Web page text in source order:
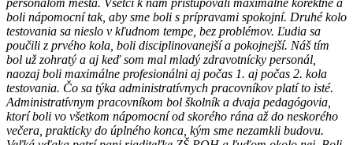
boli nápomocní tak, aby sme boli s prípravami spokojní. Druhé kolo
testovania sa nieslo v kľudnom tempe, bez problémov. Ľudia sa
poučili z prvého kola, boli disciplinovanejší a pokojnejší. Náš tím
bol už zohratý a aj keď som mal mladý zdravotnícky personál,
naozaj boli maximálne profesionálni aj počas 1. aj počas 2. kola
testovania. Čo sa týka administratívnych pracovníkov platí to isté.
Administratívnym pracovníkom bol školník a dvaja pedagógovia,
ktorí boli vo všetkom nápomocní od skorého rána až do neskorého
večera, prakticky do úplného konca, kým sme nezamkli budovu.